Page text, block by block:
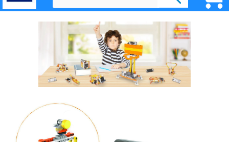
MATERIALI DI CONSUMO
PROGETTI E MATERIALE PROMOZIONALE
TECNOLOGIA E DIDATTTICA
SICUREZZA E PROTEZIONE
INFORMATICA